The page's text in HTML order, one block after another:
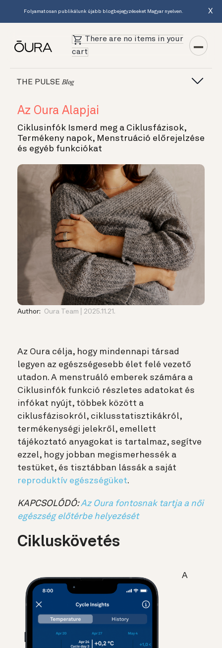
Folyamatosan publikálunk újabb blogbejegyzéseket Magyar nyelven. X
There are no items in your
cart
THE PULSEBlog
Az Oura Alapjai
Ciklusinfók Ismerd meg a Ciklusfázisok,
Termékeny napok, Menstruáció előrejelzése
és egyéb funkciókat
Author: Oura Team 2025.11.21.
Az Oura célja, hogy mindennapi társad
legyen az egészségesebb élet felé vezető
utadon. A menstruáló emberek számára a
Ciklusinfók funkció részletes adatokat és
infókat nyújt, többek között a
ciklusfázisokról, ciklusstatisztikákról,
termékenységi jelekről, emellett
tájékoztató anyagokat is tartalmaz, segítve
ezzel, hogy jobban megismerhessék a
testüket, és tisztábban lássák a saját
reproduktív egészségüket.
KAPCSOLÓDÓ:Az Oura fontosnak tartja a női
egészség előtérbe helyezését
Cikluskövetés
A